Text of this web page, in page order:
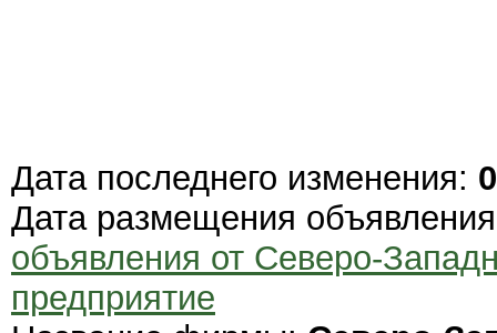
Дата последнего изменения:
Дата размещения
объявления от Северо-
предприятие